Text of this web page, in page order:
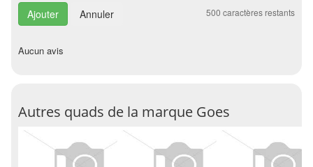
Annuler 500 caractères restants
Aucun avis
Autres quads de la marque Goes